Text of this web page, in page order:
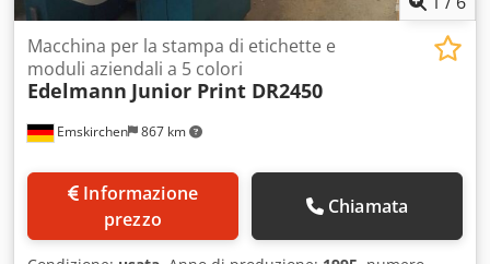
Emskirchen 867 km
Macchina per la stampa di etichette e
moduli aziendali a 5 colori
Edelmann Junior Print DR2450
prezzo
Chiamata